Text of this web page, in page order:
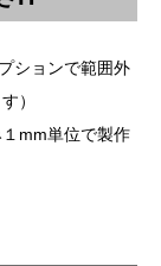
ションで範囲外
）
mm単位で製作